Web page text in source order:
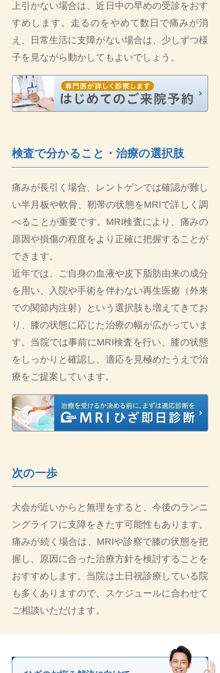
上引かない場合は、近日中の早めの受診をおす
すめします。走るのをやめて数日で痛みが消
え、日常生活に支障がない場合は、少しずつ様
子を見ながら動かしてもよいでしょう。
検査で分かること・治療の選択肢
痛みが長引く場合、レントゲンでは確認が難し
い半月板や軟骨、靭帯の状態をMRIで詳しく調
べることが重要です。MRI検査により、痛みの
原因や損傷の程度をより正確に把握することが
できます。
近年では、ご自身の血液や皮下脂肪由来の成分
を用い、入院や手術を伴わない再生医療（外来
での関節内注射）という選択肢も増えてきてお
り、膝の状態に応じた治療の幅が広がっていま
す。当院では事前にMRI検査を行い、膝の状態
をしっかりと確認し、適応を見極めたうえで治
療をご提案しています。
次の一歩
大会が近いからと無理をすると、今後のランニ
ングライフに支障をきたす可能性もあります。
痛みが続く場合は、MRIや診察で膝の状態を把
握し、原因に合った治療方針を検討することを
おすすめします。当院は土日祝診療している院
も多くありますので、スケジュールに合わせて
ご相談いただけます。